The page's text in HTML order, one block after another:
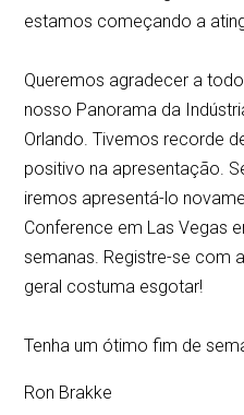
estamos começando a
Queremos agradecer a
nosso Panorama da
Orlando. Tivemos recorde
positivo na apresentação.
iremos apresentá-lo
Conference em Las Vegas
semanas. Registre-se com
geral costuma esgotar!
Tenha um ótimo fim de
Ron Brakke